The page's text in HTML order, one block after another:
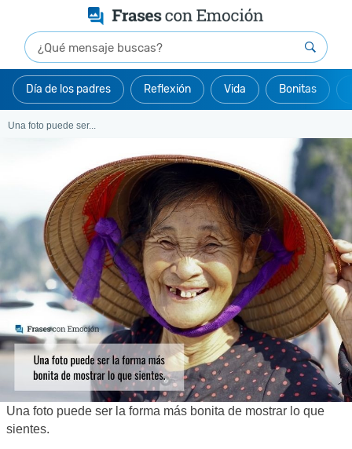
Día de los padres Reflexión Vida Bonitas
Una foto puede ser...
Una foto puede ser la forma más bonita de mostrar lo que
sientes.